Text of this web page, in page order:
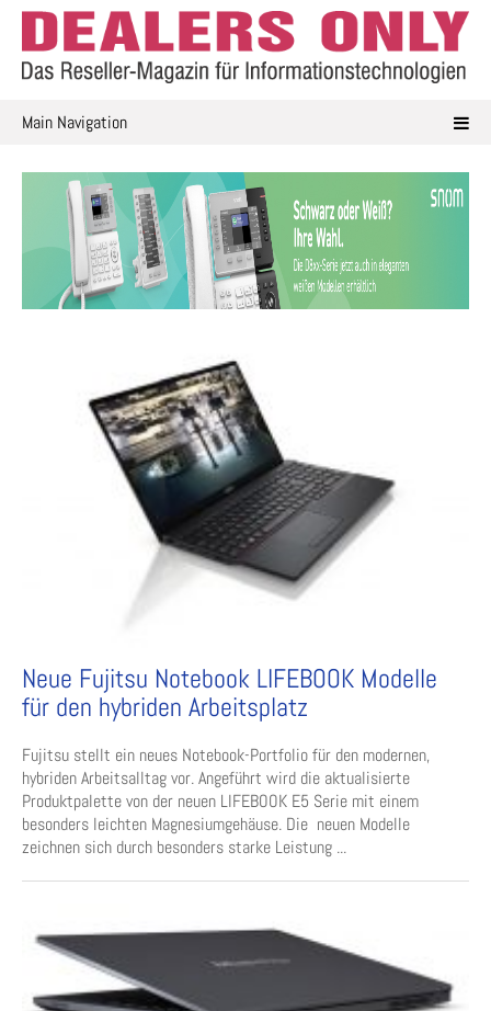
Skip
content
Main Navigation
Neue Fujitsu Notebook LIFEBOOK Modelle
für den hybriden Arbeitsplatz
Fujitsu stellt ein neues Notebook-Portfolio für den modernen,
hybriden Arbeitsalltag vor. Angeführt wird die aktualisierte
Produktpalette von der neuen LIFEBOOK E5 Serie mit einem
besonders leichten Magnesiumgehäuse. Die neuen Modelle
zeichnen sich durch besonders starke Leistung ...